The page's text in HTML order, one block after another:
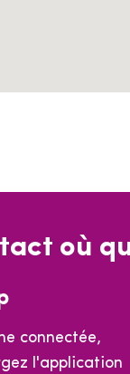
où
connectée,
l'application